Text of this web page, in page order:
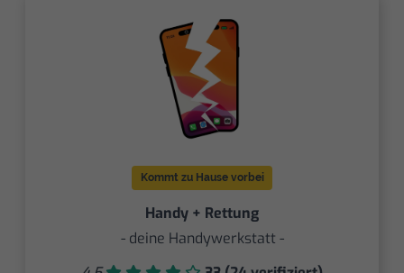
Kommt zu Hause vorbei
Handy + Rettung
- deine Handywerkstatt -